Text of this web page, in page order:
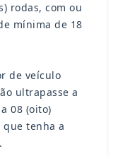
rodas, com ou
mínima de 18
de veículo
ultrapasse a
08 (oito)
tenha a